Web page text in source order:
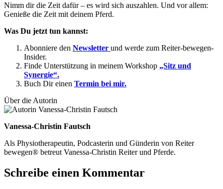
Nimm dir die Zeit dafür – es wird sich auszahlen. Und vor allem:
Genieße die Zeit mit deinem Pferd.
Was Du jetzt tun kannst:
Abonniere den Newsletter und werde zum Reiter-bewegen-
Insider.
Finde Unterstützung in meinem Workshop „Sitz und
Synergie“.
Buch Dir einen Termin bei mir.
Über die Autorin
Vanessa-Christin Fautsch
Als Physiotherapeutin, Podcasterin und Günderin von Reiter
bewegen® betreut Vanessa-Christin Reiter und Pferde.
Schreibe einen Kommentar